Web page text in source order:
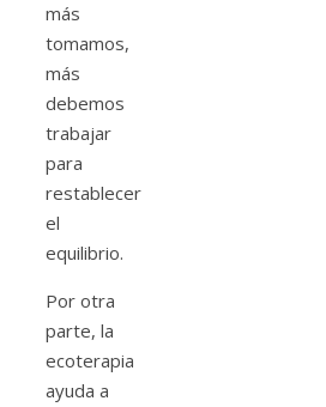
más
tomamos,
más
debemos
trabajar
para
restablecer
el
equilibrio.
Por otra
parte, la
ecoterapia
ayuda a